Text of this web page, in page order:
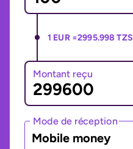
1 EUR =2995.998 TZS
Montant reçu
Mode de réception
Mobile money